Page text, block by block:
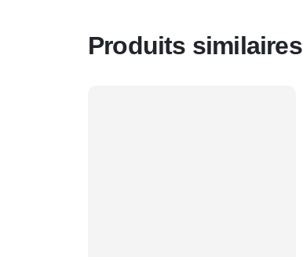
Produits similaires